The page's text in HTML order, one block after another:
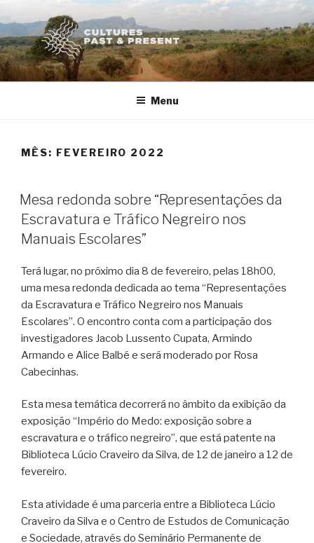
para
o
conteúdo
Menu
MÊS: FEVEREIRO 2022
PUBLICADO
EM
Mesa redonda sobre “Representações da
Escravatura e Tráfico Negreiro nos
Manuais Escolares”
Terá lugar, no próximo dia 8 de fevereiro, pelas 18h00,
uma mesa redonda dedicada ao tema “Representações
da Escravatura e Tráfico Negreiro nos Manuais
Escolares”. O encontro conta com a participação dos
investigadores Jacob Lussento Cupata, Armindo
Armando e Alice Balbé e será moderado por Rosa
Cabecinhas.
Esta mesa temática decorrerá no âmbito da exibição da
exposição “Império do Medo: exposição sobre a
escravatura e o tráfico negreiro”, que está patente na
Biblioteca Lúcio Craveiro da Silva, de 12 de janeiro a 12 de
fevereiro.
Esta atividade é uma parceria entre a Biblioteca Lúcio
Craveiro da Silva e o Centro de Estudos de Comunicação
e Sociedade, através do Seminário Permanente de